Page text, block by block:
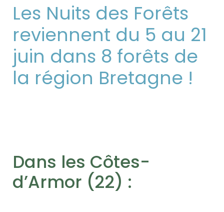
Les Nuits des Forêts
reviennent du 5 au 21
juin dans 8 forêts de
la région Bretagne !
Dans les Côtes-
d’Armor (22) :